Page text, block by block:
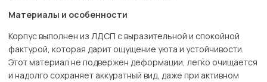
Материалы и особенности
Корпус выполнен из ЛДСП с выразительной и спокойной
фактурой, которая дарит ощущение уюта и устойчивости.
Этот материал не подвержен деформации, легко очищается
и надолго сохраняет аккуратный вид, даже при активном